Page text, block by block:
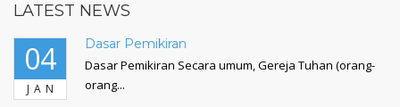
LATEST NEWS
04
JAN
Dasar Pemikiran
Dasar Pemikiran Secara umum, Gereja Tuhan (orang-
orang...